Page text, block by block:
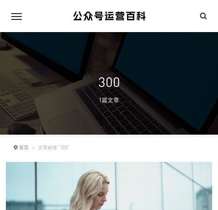
300
1篇文章
首页 › 文章标签 "300"